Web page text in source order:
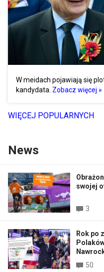
W meidach pojawiają się
kandydata. Zobacz więcej »
WIĘCEJ POPULARNYCH
News
swojej
3
Rok po
50